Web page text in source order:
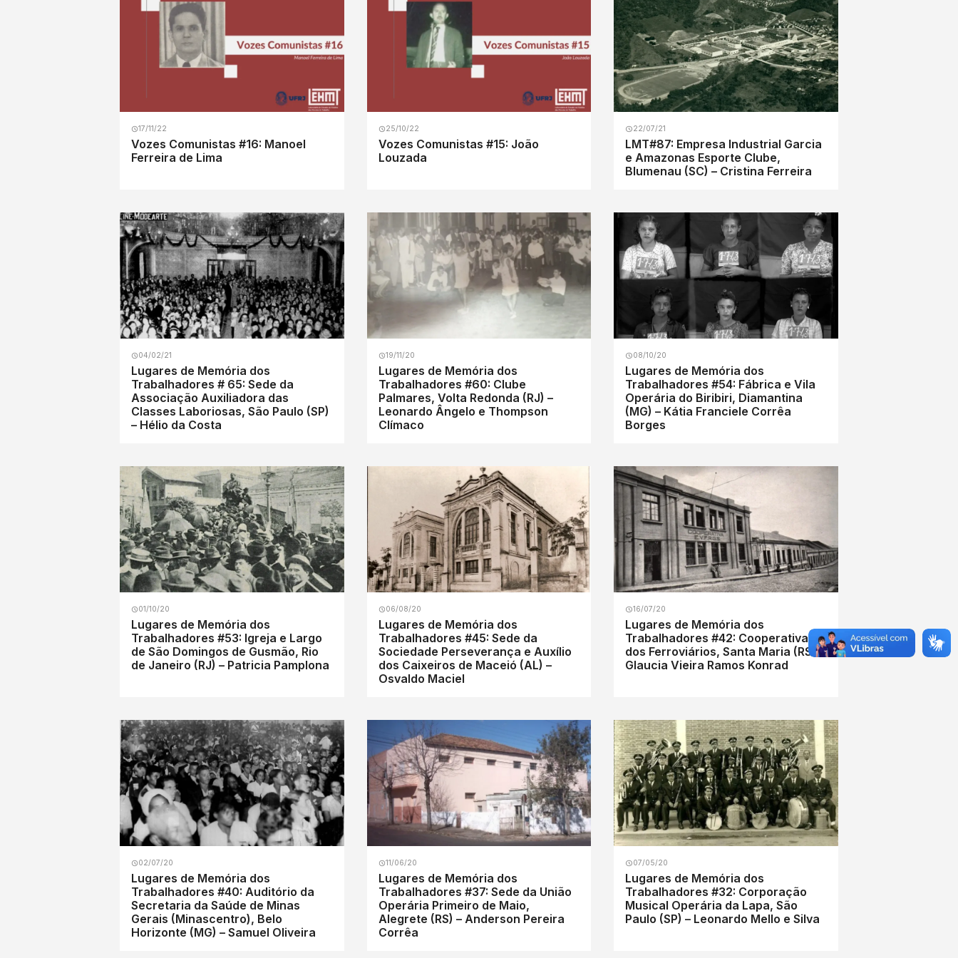
17/11/22
Vozes Comunistas #16: Manoel
Ferreira de Lima
25/10/22
Vozes Comunistas #15: João
Louzada
22/07/21
LMT#87: Empresa Industrial Garcia
e Amazonas Esporte Clube,
Blumenau (SC) – Cristina Ferreira
04/02/21
Lugares de Memória dos
Trabalhadores # 65: Sede da
Associação Auxiliadora das
Classes Laboriosas, São Paulo (SP)
– Hélio da Costa
19/11/20
Lugares de Memória dos
Trabalhadores #60: Clube
Palmares, Volta Redonda (RJ) –
Leonardo Ângelo e Thompson
Clímaco
08/10/20
Lugares de Memória dos
Trabalhadores #54: Fábrica e Vila
Operária do Biribiri, Diamantina
(MG) – Kátia Franciele Corrêa
Borges
01/10/20
Lugares de Memória dos
Trabalhadores #53: Igreja e Largo
de São Domingos de Gusmão, Rio
de Janeiro (RJ) – Patricia Pamplona
06/08/20
Lugares de Memória dos
Trabalhadores #45: Sede da
Sociedade Perseverança e Auxílio
dos Caixeiros de Maceió (AL) –
Osvaldo Maciel
16/07/20
Lugares de Memória dos
Trabalhadores #42: Cooperativa
dos Ferroviários, Santa Maria (RS) –
Glaucia Vieira Ramos Konrad
02/07/20
Lugares de Memória dos
Trabalhadores #40: Auditório da
Secretaria da Saúde de Minas
Gerais (Minascentro), Belo
Horizonte (MG) – Samuel Oliveira
11/06/20
Lugares de Memória dos
Trabalhadores #37: Sede da União
Operária Primeiro de Maio,
Alegrete (RS) – Anderson Pereira
Corrêa
07/05/20
Lugares de Memória dos
Trabalhadores #32: Corporação
Musical Operária da Lapa, São
Paulo (SP) – Leonardo Mello e Silva